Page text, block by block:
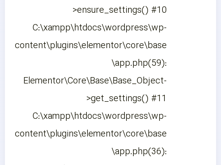
>ensure_settings() #10
C:\xampp\htdocs\wordpress\wp-
content\plugins\elementor\core\base
\app.php(59):
Elementor\Core\Base\Base_Object-
>get_settings() #11
C:\xampp\htdocs\wordpress\wp-
content\plugins\elementor\core\base
\app.php(36):